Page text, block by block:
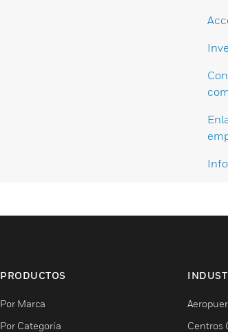
PRODUCTOS
Por Marca
Por Categoría
Centros